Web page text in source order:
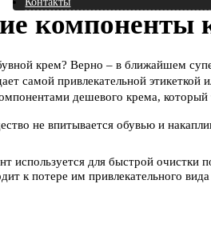
компоненты
крем? Верно – в ближайшем
самой привлекательной
дешевого крема,
не впитывается обувью и
используется для быстрой очистки
к потере им привлекательного